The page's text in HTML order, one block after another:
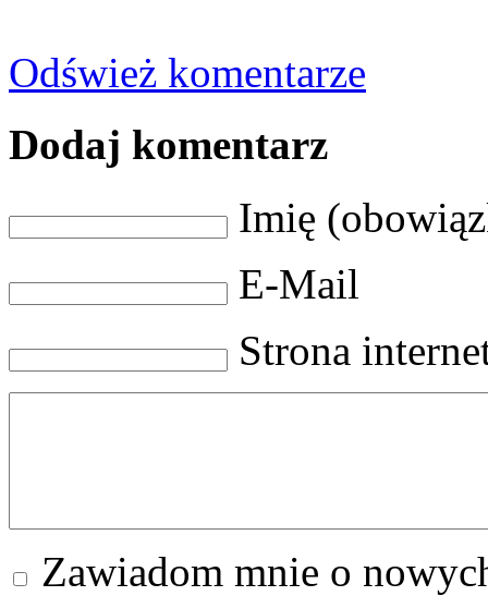
Odśwież komentarze
Dodaj komentarz
Imię
E-Mail
Strona
Zawiadom mnie o